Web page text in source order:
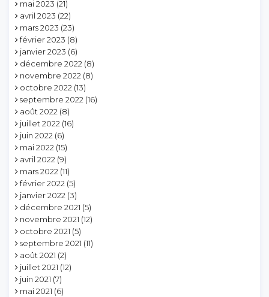
mai 2023 (21)
avril 2023 (22)
mars 2023 (23)
février 2023 (8)
janvier 2023 (6)
décembre 2022 (8)
novembre 2022 (8)
octobre 2022 (13)
septembre 2022 (16)
août 2022 (8)
juillet 2022 (16)
juin 2022 (6)
mai 2022 (15)
avril 2022 (9)
mars 2022 (11)
février 2022 (5)
janvier 2022 (3)
décembre 2021 (5)
novembre 2021 (12)
octobre 2021 (5)
septembre 2021 (11)
août 2021 (2)
juillet 2021 (12)
juin 2021 (7)
mai 2021 (6)